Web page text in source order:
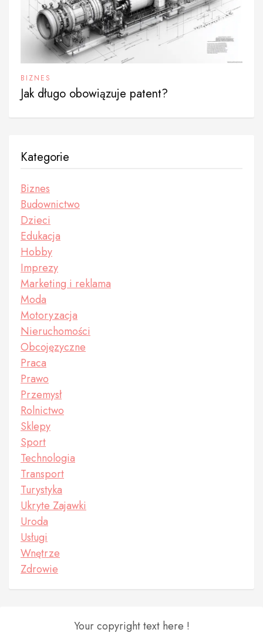
BIZNES
Jak długo obowiązuje patent?
Kategorie
Biznes
Budownictwo
Dzieci
Edukacja
Hobby
Imprezy
Marketing i reklama
Moda
Motoryzacja
Nieruchomości
Obcojęzyczne
Praca
Prawo
Przemysł
Rolnictwo
Sklepy
Sport
Technologia
Transport
Turystyka
Ukryte Zajawki
Uroda
Usługi
Wnętrze
Zdrowie
Your copyright text here !